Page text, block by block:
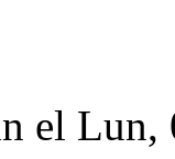
el Lun,